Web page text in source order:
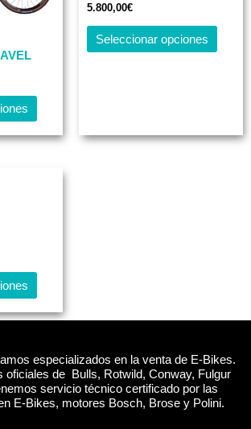
variantes.
en
la
5.800,00€
Seleccionar opciones
Las
la
Las
se
en
la
página
especializados en la venta de E-Bikes.
oficiales de Bulls, Rotwild, Conway, Fulgur
servicio técnico certificado por las
E-Bikes, motores Bosch, Brose y Polini.